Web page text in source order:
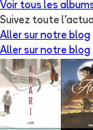
Voir tous les
Suivez toute
Aller sur notre blog
Aller sur notre blog